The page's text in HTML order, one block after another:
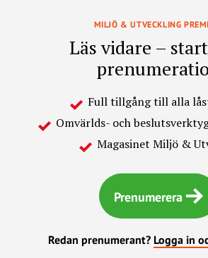
MILJÖ & UTVECKLING
Läs vidare –
Full tillgång till alla
Omvärlds- och
Magasinet Miljö &
Prenumerera
Redan prenumerant? Logga in